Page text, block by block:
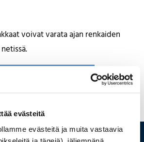
evästeitä
evästeitä ja muita vastaavia
voivat varata ajan renkaiden